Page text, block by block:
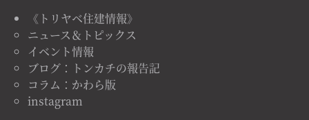
《トリヤベ住建情報》
ニュース＆トピックス
イベント情報
ブログ：トンカチの報告記
コラム：かわら版
instagram